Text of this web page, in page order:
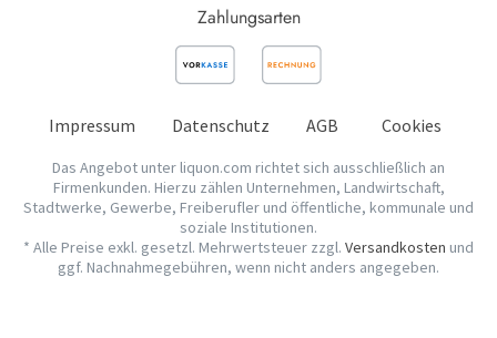
Zahlungsarten
Impressum Datenschutz AGB Cookies
Das Angebot unter liquon.com richtet sich ausschließlich an
Firmenkunden. Hierzu zählen Unternehmen, Landwirtschaft,
Stadtwerke, Gewerbe, Freiberufler und öffentliche, kommunale und
soziale Institutionen.
* Alle Preise exkl. gesetzl. Mehrwertsteuer zzgl. Versandkosten und
ggf. Nachnahmegebühren, wenn nicht anders angegeben.